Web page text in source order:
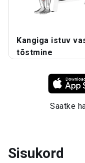
Kangiga istuv
tõstmine
Saatke
Sisukord